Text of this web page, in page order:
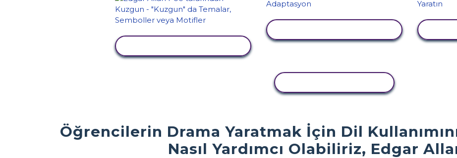
Öğrencilerin Drama Yaratmak İçin Dil
Nasıl Yardımcı Olabiliriz, Edgar